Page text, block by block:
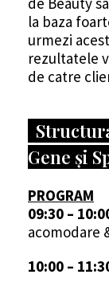
la baza
urmezi
rezultatele
de catre
Gene și
PROGRAM
09:30 –
acomodare
10:00 –